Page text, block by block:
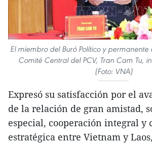
El miembro del Buró Político y
Comité Central del PCV, Tran Cam Tu,
(Foto: VNA)
Expresó su satisfacción por el
de la relación de gran amistad,
especial, cooperación integral y
estratégica entre Vietnam y